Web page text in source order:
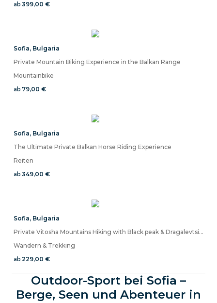
ab 399,00 €
Sofia, Bulgaria
Private Mountain Biking Experience in the Balkan Range
Mountainbike
ab 79,00 €
Sofia, Bulgaria
The Ultimate Private Balkan Horse Riding Experience
Reiten
ab 349,00 €
Sofia, Bulgaria
Private Vitosha Mountains Hiking with Black peak & Dragalevtsi Monastery
Wandern & Trekking
ab 229,00 €
Outdoor-Sport bei Sofia –
Berge, Seen und Abenteuer in